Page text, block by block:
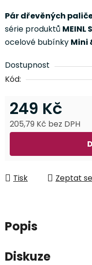
Pár dřevěných
série produktů MEINL
ocelové bubínky Mini
Dostupnost
Kód:
249 Kč
205,79 Kč bez DPH
Tisk Zeptat se
Popis
Diskuze